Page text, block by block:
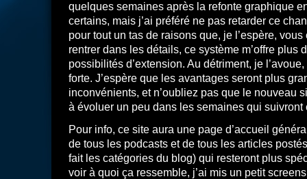
quelques semaines après la refonte graphique
certains, mais j’ai préféré ne pas retarder ce
pour tout un tas de raisons que, je l’espère,
rentrer dans les détails, ce système m’offre plus
possibilités d’extension. Au détriment, je
forte. J’espère que les avantages seront plus
inconvénients, et n’oubliez pas que le nouveau
à évoluer un peu dans les semaines qui suivront
Pour info, ce site aura une page d’accueil
de tous les podcasts et de tous les articles
fait les catégories du blog) qui resteront plus
voir à quoi ça ressemble, j’ai mis un petit